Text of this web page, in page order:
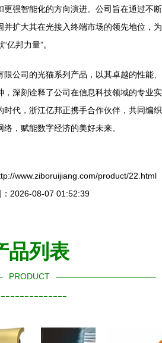
更强智能化的方向演进。公司旨在通过不断
并扩大其在光接入终端市场的领先地位，为
亿邦力量”。
公司的光猫系列产品，以其卓越的性能、
，深刻诠释了公司在信息科技领域的专业实
时代，浙江亿邦正携手合作伙伴，共同编织
，赋能数字经济的美好未来。
www.ziboruijiang.com/product/22.html
：2026-08-07 01:52:39
品列表
PRODUCT